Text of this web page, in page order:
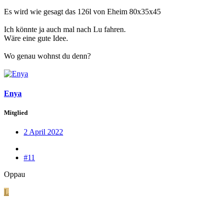
Es wird wie gesagt das 126l von Eheim 80x35x45
Ich könnte ja auch mal nach Lu fahren.
Wäre eine gute Idee.
Wo genau wohnst du denn?
Enya
Mitglied
2 April 2022
#11
Oppau
L